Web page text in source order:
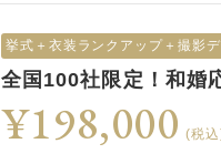
挙式︎＋衣装ランクアップ＋撮影
全国100社限定！和婚
¥198,000 (税